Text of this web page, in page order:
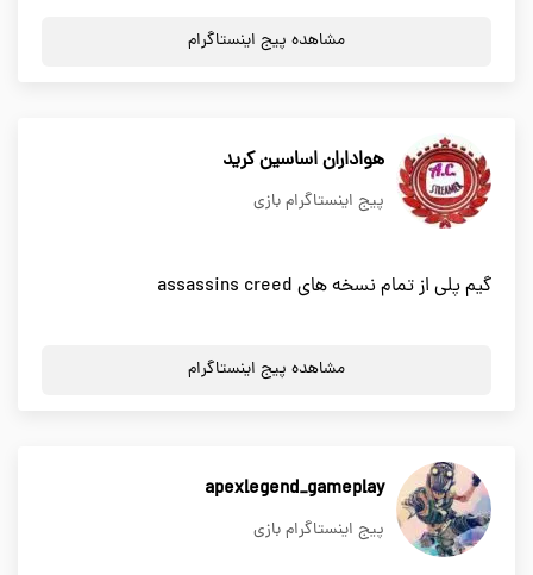
مشاهده پیج اینستاگرام
هواداران اساسین کرید
پیج اینستاگرام بازی
گیم پلی از تمام نسخه های assassins creed
مشاهده پیج اینستاگرام
apexlegend_gameplay
پیج اینستاگرام بازی